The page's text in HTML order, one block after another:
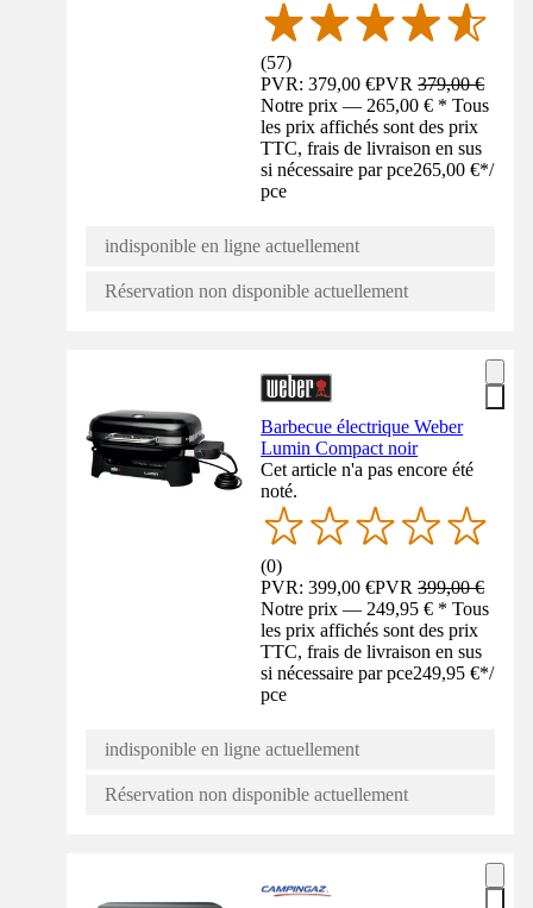
(57)
PVR: 379,00 €PVR379,00 €
Notre prix — 265,00 € * Tous
les prix affichés sont des prix
TTC, frais de livraison en sus
si nécessaire par pce265,00 €*/
pce
indisponible en ligne actuellement
Réservation non disponible actuellement
Barbecue électrique Weber
Lumin Compact noir
Cet article n'a pas encore été
noté.
(0)
PVR: 399,00 €PVR399,00 €
Notre prix — 249,95 € * Tous
les prix affichés sont des prix
TTC, frais de livraison en sus
si nécessaire par pce249,95 €*/
pce
indisponible en ligne actuellement
Réservation non disponible actuellement